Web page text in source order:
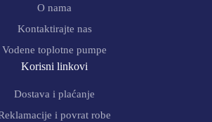
O nama
Kontaktirajte nas
Vodene toplotne pumpe
Korisni linkovi
Dostava i plaćanje
i povrat robe